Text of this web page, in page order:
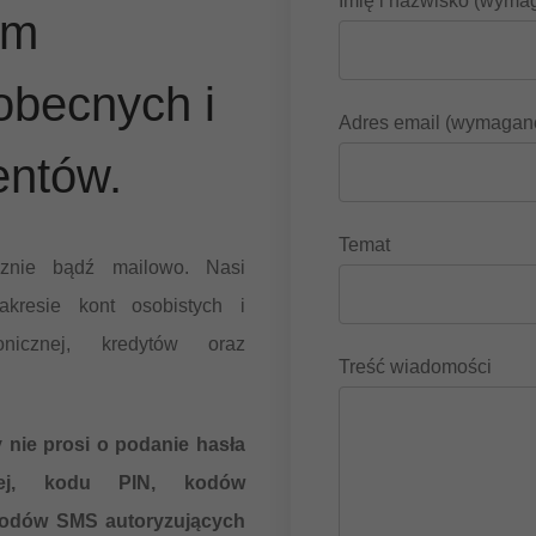
i
bądź mailowo. Nasi
kont osobistych i
kredytów oraz
prosi o podanie hasła
kodu PIN, kodów
SMS autoryzujących
Adres email
Temat
Treść wiadomości